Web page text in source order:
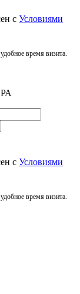
с Условиями
время визита.
с Условиями
время визита.